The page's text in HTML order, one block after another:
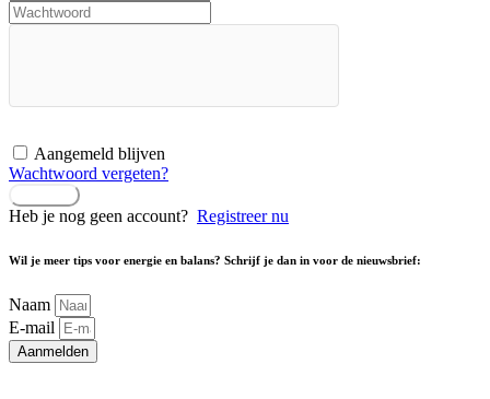
Aangemeld blijven
Wachtwoord vergeten?
Heb je nog geen account? Registreer nu
Wil je meer tips voor energie en balans? Schrijf je dan in voor de nieuwsbrief:
Naam
E-mail
Aanmelden